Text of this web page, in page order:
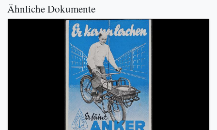
Ähnliche Dokumente